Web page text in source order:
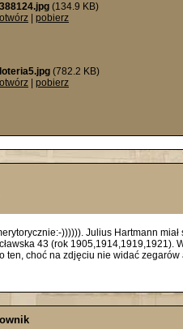
388124.jpg (134.9 KB)
otwórz
pobierz
loteria5.jpg (782.2 KB)
otwórz
pobierz
)))))). Julius Hartmann
43 (rok 1905,1914,1919,1921).
ten, choć na zdjęciu nie widać zegarów